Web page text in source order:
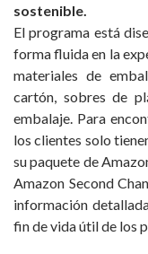
sostenible.
El programa está
forma fluida en la
materiales de
cartón, sobres de
embalaje. Para
los clientes solo
su paquete de
Amazon Second
información
fin de vida útil de los